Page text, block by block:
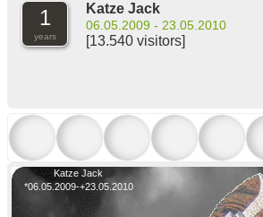
1
years
Katze Jack
06.05.2009 - 23.05.2010
[13.540 visitors]
Katze Jack
*06.05.2009-+23.05.2010